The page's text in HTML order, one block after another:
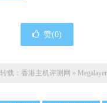
赞(0)
载： 香港主机评测网 »